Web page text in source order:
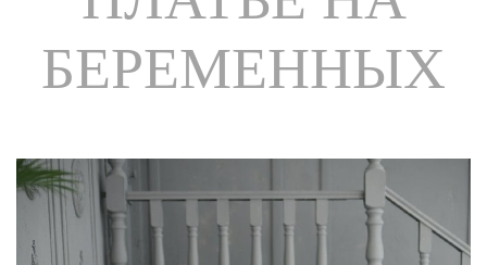
БЕРЕМЕННЫХ